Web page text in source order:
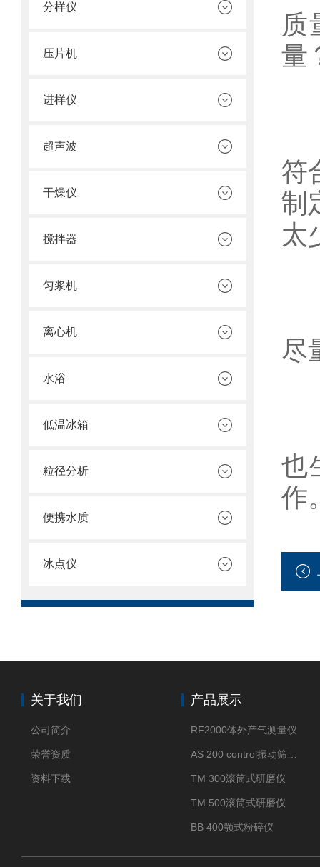
分样仪
压片机
进样仪
超声波
干燥仪
搅拌器
匀浆机
离心机
水浴
低温冰箱
粒径分析
便携水质
冰点仪
质
量
符
制
太
尽
也
关于我们
公司简介
荣誉资质
资料下载
产品展示
RF2000体外产气测量仪
TM 300滚筒式研磨仪
TM 500滚筒式研磨仪
BB 400颚式粉碎仪